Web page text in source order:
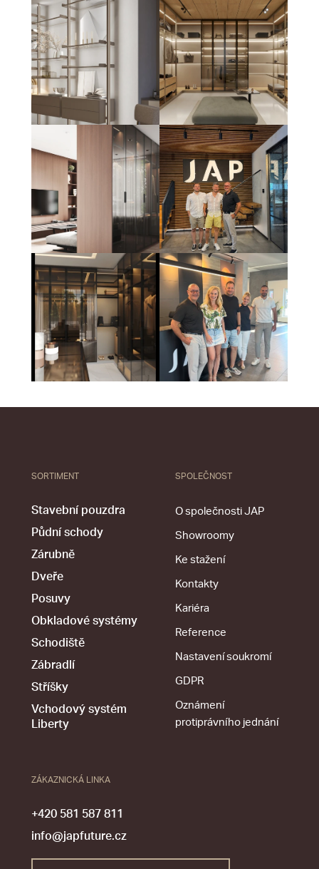
SORTIMENT
Stavební pouzdra
Půdní schody
Zárubně
Dveře
Posuvy
Obkladové systémy
Schodiště
Zábradlí
Stříšky
Vchodový systém
Liberty
SPOLEČNOST
O společnosti JAP
Showroomy
Ke stažení
Kontakty
Kariéra
Reference
Nastavení soukromí
GDPR
Oznámení
protiprávního jednání
ZÁKAZNICKÁ LINKA
+420 581 587 811
info@japfuture.cz